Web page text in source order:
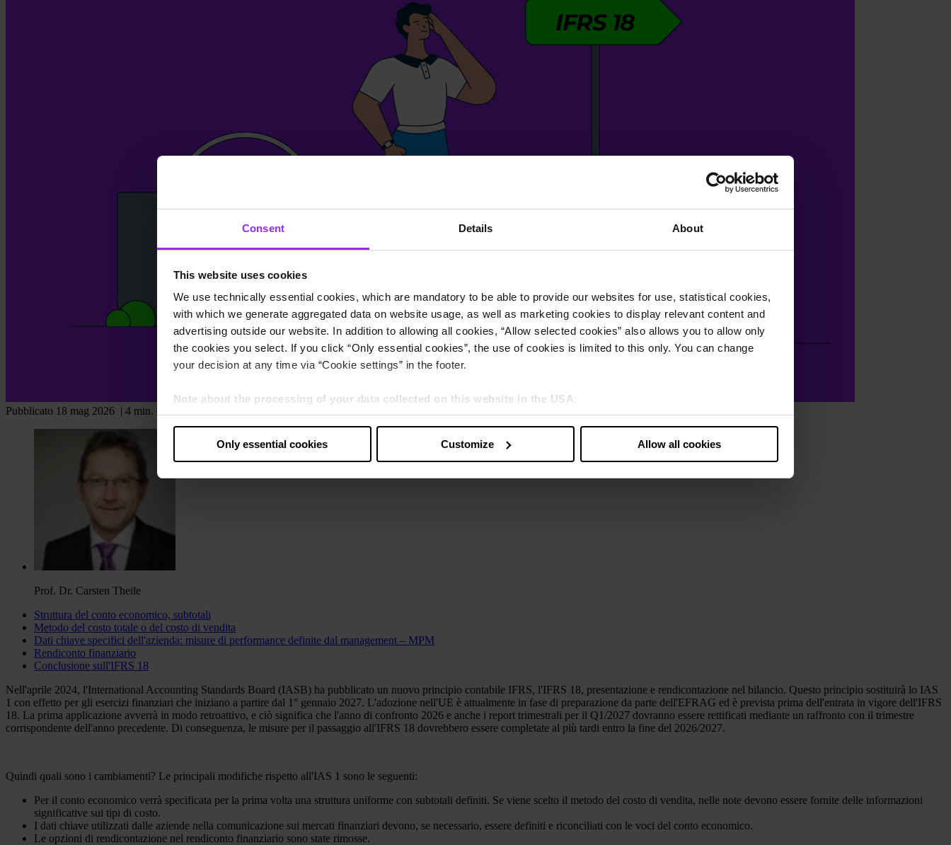
Consent Details About
This website uses cookies
We use technically essential cookies, which are mandatory to be able to provide our websites for use, statistical cookies,
with which we generate aggregated data on website usage, as well as marketing cookies to display relevant content and
advertising outside our website. In addition to allowing all cookies, “Allow selected cookies” also allows you to allow only
the cookies you select. If you click “Only essential cookies”, the use of cookies is limited to this only. You can change
your decision at any time via “Cookie settings” in the footer.
Note about the processing of your data collected on this website in the USA :
By clicking “Allow all cookies” you also agree that your data will be processed in the USA. The European Court of Justice
judges the USA to be a country with a level of data protection that is inadequate by EU standards. There is a particular risk
that your data may be processed by US authorities.
Only essential cookies Customize Allow all cookies
Pubblicato 18 mag 2026 | 4 min. di lettura
Prof. Dr. Carsten Theile
Struttura del conto economico, subtotali
Metodo del costo totale o del costo di vendita
Dati chiave specifici dell'azienda: misure di performance definite dal management – MPM
Rendiconto finanziario
Conclusione sull'IFRS 18
Nell'aprile 2024, l'International Accounting Standards Board (IASB) ha pubblicato un nuovo principio contabile IFRS, l'IFRS 18, presentazione e rendicontazione nel bilancio. Questo principio sostituirà lo IAS
1 con effetto per gli esercizi finanziari che iniziano a partire dal 1° gennaio 2027. L'adozione nell'UE è attualmente in fase di preparazione da parte dell'EFRAG ed è prevista prima dell'entrata in vigore dell'IFRS
18. La prima applicazione avverrà in modo retroattivo, e ciò significa che l'anno di confronto 2026 e anche i report trimestrali per il Q1/2027 dovranno essere rettificati mediante un raffronto con il trimestre
corrispondente dell'anno precedente. Di conseguenza, le misure per il passaggio all'IFRS 18 dovrebbero essere completate al più tardi entro la fine del 2026/2027.
Quindi quali sono i cambiamenti? Le principali modifiche rispetto all'IAS 1 sono le seguenti:
Per il conto economico verrà specificata per la prima volta una struttura uniforme con subtotali definiti. Se viene scelto il metodo del costo di vendita, nelle note devono essere fornite delle informazioni
significative sui tipi di costo.
I dati chiave utilizzati dalle aziende nella comunicazione sui mercati finanziari devono, se necessario, essere definiti e riconciliati con le voci del conto economico.
Le opzioni di rendicontazione nel rendiconto finanziario sono state rimosse.